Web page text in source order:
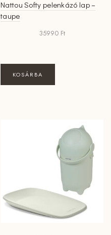
Nattou Softy pelenkázó lap –
taupe
35990 Ft
KOSÁRBA